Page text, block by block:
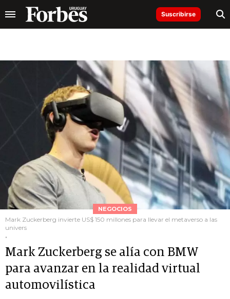
Suscribirse
NEGOCIOS
Mark Zuckerberg invierte US$ 150 millones para llevar el metaverso a las
univers
.
Mark Zuckerberg se alía con BMW
para avanzar en la realidad virtual
automovilística